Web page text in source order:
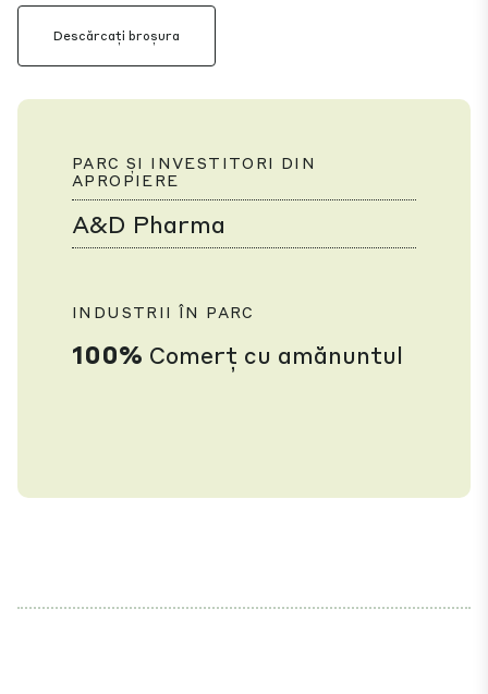
Descărcați broșura
PARC ȘI INVESTITORI DIN
APROPIERE
A&D Pharma
INDUSTRII ÎN PARC
100% Comerț cu amănuntul